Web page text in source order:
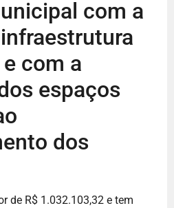
com a
com a
espaços
dos
de R$ 1.032.103,32 e tem